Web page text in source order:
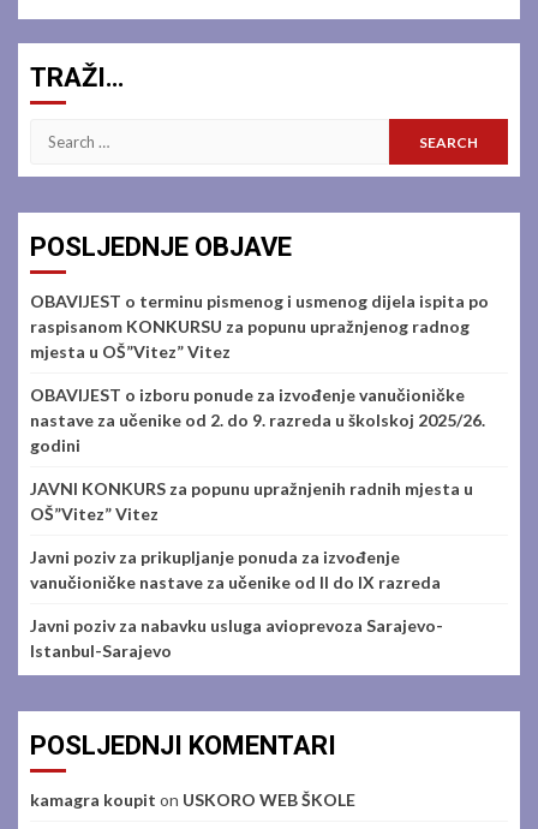
TRAŽI…
Search
POSLJEDNJE OBJAVE
OBAVIJEST o terminu pismenog i usmenog dijela ispita po
raspisanom KONKURSU za popunu upražnjenog radnog
mjesta u OŠ”Vitez” Vitez
OBAVIJEST o izboru ponude za izvođenje vanučioničke
nastave za učenike od 2. do 9. razreda u školskoj 2025/26.
godini
JAVNI KONKURS za popunu upražnjenih radnih mjesta u
OŠ”Vitez” Vitez
Javni poziv za prikupljanje ponuda za izvođenje
vanučioničke nastave za učenike od II do IX razreda
Javni poziv za nabavku usluga avioprevoza Sarajevo-
Istanbul-Sarajevo
POSLJEDNJI KOMENTARI
kamagra koupit on USKORO WEB ŠKOLE